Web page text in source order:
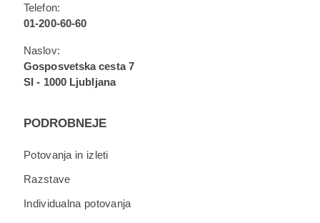
Telefon:
01-200-60-60
Naslov:
Gosposvetska cesta 7
SI - 1000 Ljubljana
PODROBNEJE
Potovanja in izleti
Razstave
Individualna potovanja